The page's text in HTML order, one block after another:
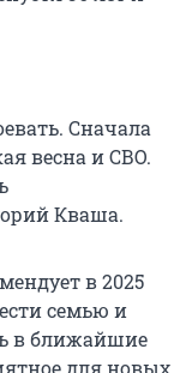
Сначала
весна и СВО.
Кваша.
в 2025
семью и
в ближайшие
для новых